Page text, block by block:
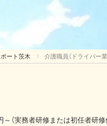
ート茨木 介護職員（ドライバー
（実務者研修または初任者研修